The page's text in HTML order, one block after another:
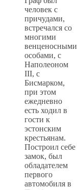
человек с
причудами,
встречался со
многими
венценосными
особами, с
Наполеоном
III, с
Бисмарком,
при этом
ежедневно
есть ходил в
гости к
эстонским
крестьянам.
Построил себе
замок, был
обладателем
первого
автомобиля в